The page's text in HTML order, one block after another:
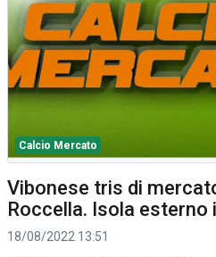
Calcio Mercato
Vibonese tris di
Roccella. Isola esterno
18/08/2022 13:51